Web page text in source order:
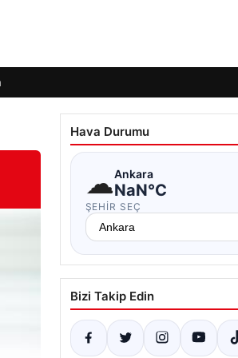
Hava Durumu
☁Ankara
NaN°C
ŞEHIR SEÇ
Bizi Takip Edin